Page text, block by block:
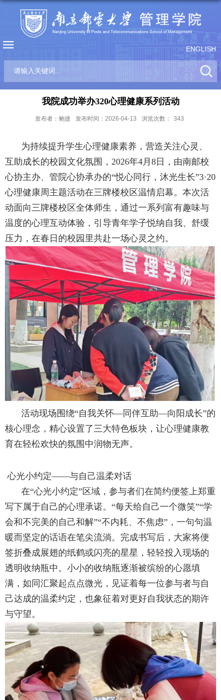
ENGLISH
我院成功举办320心理健康系列活动
发布者：鲍捷 发布时间：2026-04-13 浏览次数： 343
为持续提升学生心理健康素养，营造关注心灵、
互助成长的校园文化氛围， 2026年4 月 8日，由南邮校
心协主办、管院心协承办的“悦心同行，沐光生长”3·20
心理健康周主题活动在三牌楼校区温情启幕。本次活
动面向三牌楼校区全体师生，通过一系列富有趣味与
温度的心理互动体验，引导青年学子悦纳自我、舒缓
压力，在春日的校园里共赴一场心灵之约。
活动现场围绕“自我关怀—同伴互助—向阳成长”的
核心理念，精心设置了三大特色板块，让心理健康教
育在轻松欢快的氛围中润物无声。
心光小约定——与自己温柔对话
在“心光小约定”区域，参与者们在简约便签上郑重
写下属于自己的心理承诺。“每天给自己一个微笑”“学
会和不完美的自己和解”“不内耗、不焦虑”，一句句温
暖而坚定的话语在笔尖流淌。完成书写后，大家将便
签折叠成展翅的纸鹤或闪亮的星星，轻轻投入现场的
透明收纳瓶中。小小的收纳瓶逐渐被缤纷的心愿填
满，如同汇聚起点点微光，见证着每一位参与者与自
己达成的温柔约定，也象征着对更好自我状态的期许
与守望。